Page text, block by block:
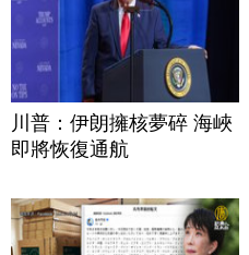
川普：伊朗擁核夢碎 海峽
即將恢復通航